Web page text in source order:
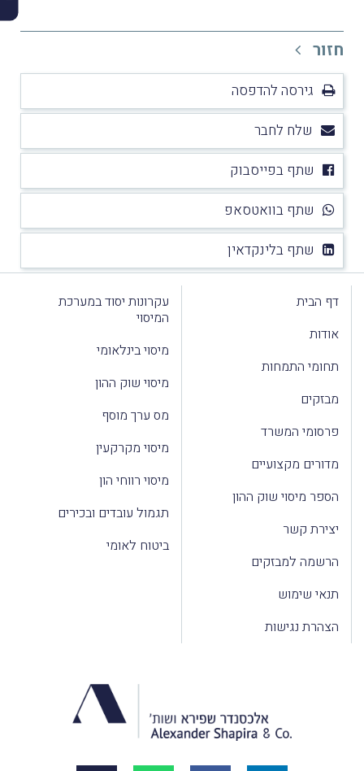
חזור
גירסה להדפסה
שלח לחבר
שתף בפייסבוק
שתף בוואטסאפ
שתף בלינקדאין
דף הבית
אודות
תחומי התמחות
מבזקים
פרסומי המשרד
מדורים מקצועיים
הספר מיסוי שוק ההון
יצירת קשר
הרשמה למבזקים
תנאי שימוש
הצהרת נגישות
עקרונות יסוד במערכת
המיסוי
מיסוי בינלאומי
מיסוי שוק ההון
מס ערך מוסף
מיסוי מקרקעין
מיסוי רווחי הון
תגמול עובדים ובכירים
ביטוח לאומי